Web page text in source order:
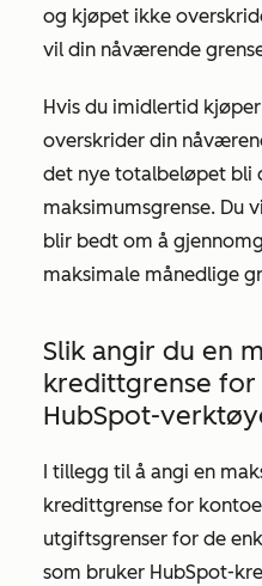
og kjøpet ikke
vil din nåværende
Hvis du imidlertid
overskrider din
det nye totalbeløpet bli
maksimumsgrense. Du
blir bedt om å
maksimale månedlige
Slik angir du en
kredittgrense
HubSpot-
I tillegg til å angi en
kredittgrense for
utgiftsgrenser for de
som bruker HubSpot-